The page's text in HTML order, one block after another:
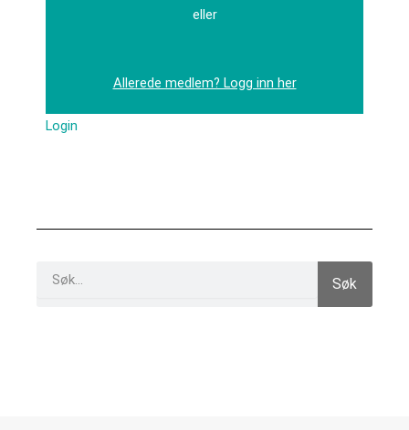
eller
Allerede medlem? Logg inn her
Login
Søk